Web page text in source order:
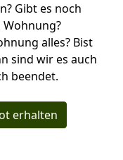
Gibt es noch
alles? Bist
sind wir es auch
beendet.
erhalten